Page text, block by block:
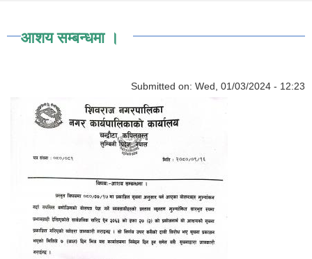
आशय सम्बन्धमा ।
Submitted on: Wed, 01/03/2024 - 12:23